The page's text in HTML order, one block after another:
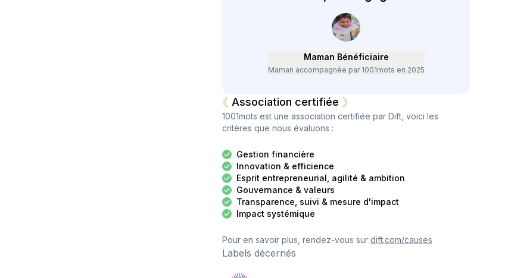
Maman Bénéficiaire
Maman accompagnée par 1001mots en 2025
Association certifiée
1001mots est une association certifiée par Dift, voici les
critères que nous évaluons :
Gestion financière
Innovation & efficience
Esprit entrepreneurial, agilité & ambition
Gouvernance & valeurs
Transparence, suivi & mesure d'impact
Impact systémique
Pour en savoir plus, rendez-vous sur dift.com/causes
Labels décernés